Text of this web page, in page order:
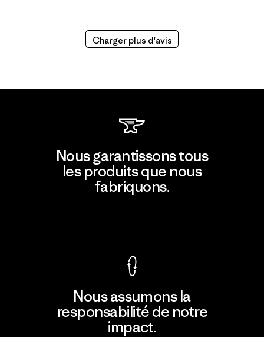
Charger plus d'avis
Nous garantissons tous
les produits que nous
fabriquons.
Nous assumons la
responsabilité de notre
impact.